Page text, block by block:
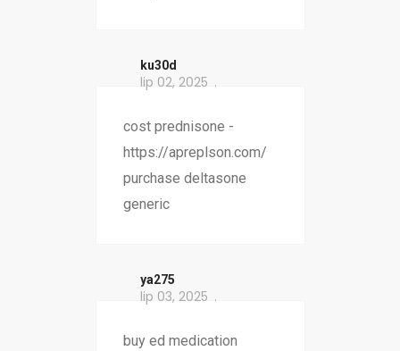
ku30d
lip 02, 2025
cost prednisone -
https://apreplson.com/
purchase deltasone
generic
ya275
lip 03, 2025
buy ed medication